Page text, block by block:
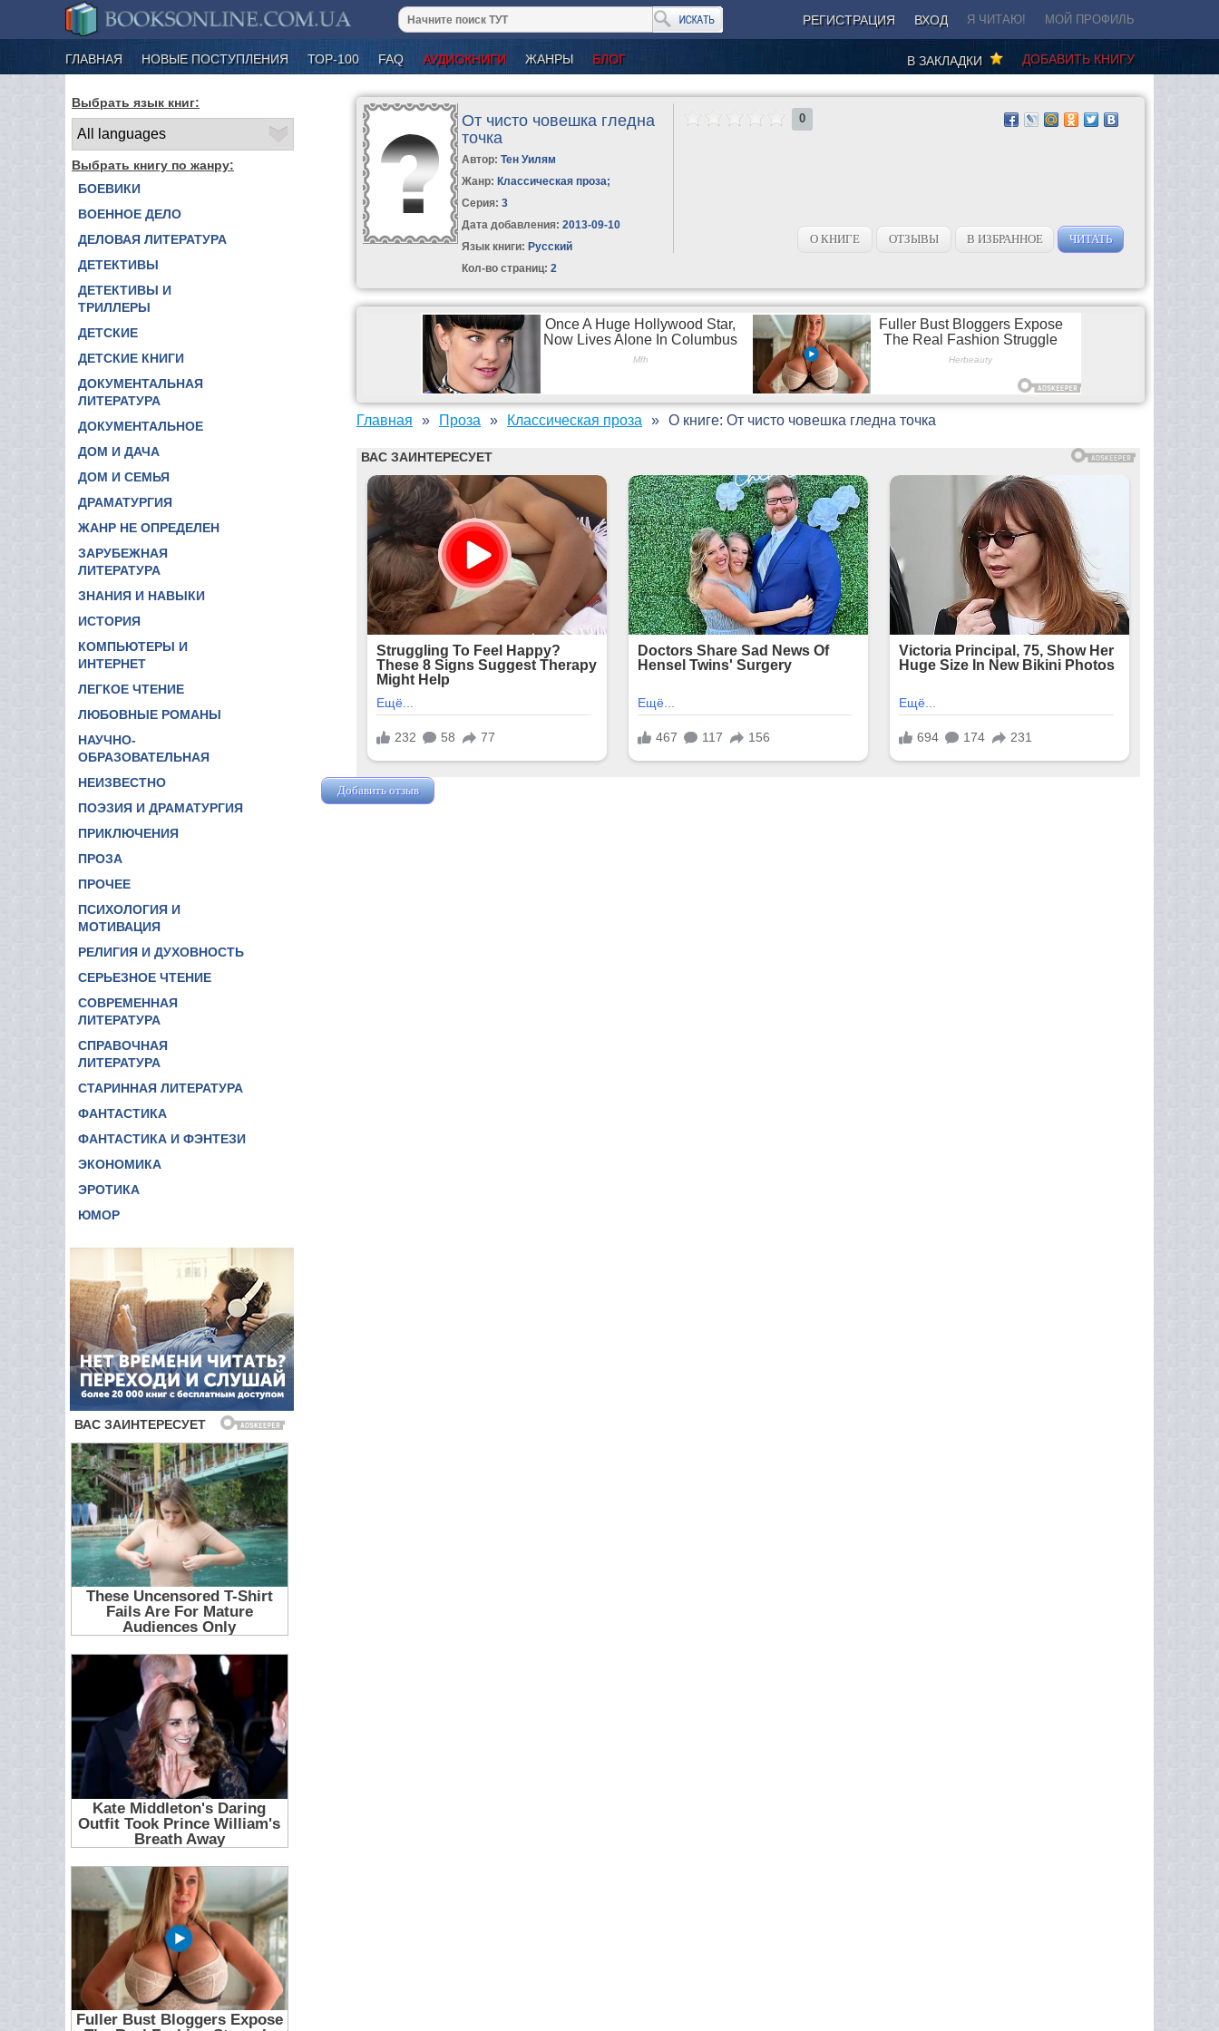
РЕГИСТРАЦИЯ ВХОД Я ЧИТАЮ! МОЙ ПРОФИЛЬ
ГЛАВНАЯ НОВЫЕ ПОСТУПЛЕНИЯ ТОР-100 FAQ АУДИОКНИГИ ЖАНРЫ БЛОГ ДОБАВИТЬ КНИГУ
В ЗАКЛАДКИ
Выбрать язык книг:
Выбрать книгу по жанру:
БОЕВИКИ
ВОЕННОЕ ДЕЛО
ДЕЛОВАЯ ЛИТЕРАТУРА
ДЕТЕКТИВЫ
ДЕТЕКТИВЫ И
ТРИЛЛЕРЫ
ДЕТСКИЕ
ДЕТСКИЕ КНИГИ
ДОКУМЕНТАЛЬНАЯ
ЛИТЕРАТУРА
ДОКУМЕНТАЛЬНОЕ
ДОМ И ДАЧА
ДОМ И СЕМЬЯ
ДРАМАТУРГИЯ
ЖАНР НЕ ОПРЕДЕЛЕН
ЗАРУБЕЖНАЯ
ЛИТЕРАТУРА
ЗНАНИЯ И НАВЫКИ
ИСТОРИЯ
КОМПЬЮТЕРЫ И
ИНТЕРНЕТ
ЛЕГКОЕ ЧТЕНИЕ
ЛЮБОВНЫЕ РОМАНЫ
НАУЧНО-
ОБРАЗОВАТЕЛЬНАЯ
НЕИЗВЕСТНО
ПОЭЗИЯ И ДРАМАТУРГИЯ
ПРИКЛЮЧЕНИЯ
ПРОЗА
ПРОЧЕЕ
ПСИХОЛОГИЯ И
МОТИВАЦИЯ
РЕЛИГИЯ И ДУХОВНОСТЬ
СЕРЬЕЗНОЕ ЧТЕНИЕ
СОВРЕМЕННАЯ
ЛИТЕРАТУРА
СПРАВОЧНАЯ
ЛИТЕРАТУРА
СТАРИННАЯ ЛИТЕРАТУРА
ФАНТАСТИКА
ФАНТАСТИКА И ФЭНТЕЗИ
ЭКОНОМИКА
ЭРОТИКА
ЮМОР
От чисто човешка гледна
точка
Автор:Тен Уилям
Жанр: Классическая проза;
Серия:3
Дата добавления: 2013-09-10
Язык книги: Русский
Кол-во страниц: 2
0
О КНИГЕ ОТЗЫВЫ В ИЗБРАННОЕ ЧИТАТЬ
Главная Проза Классическая проза О книге: От чисто човешка гледна точка
Добавить отзыв